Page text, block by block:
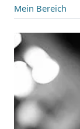
Mein Bereich